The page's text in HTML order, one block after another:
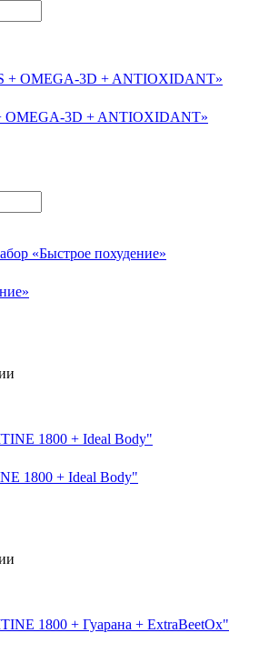
OMEGA-3D + ANTIOXIDANT»
1800 + Ideal Вody"